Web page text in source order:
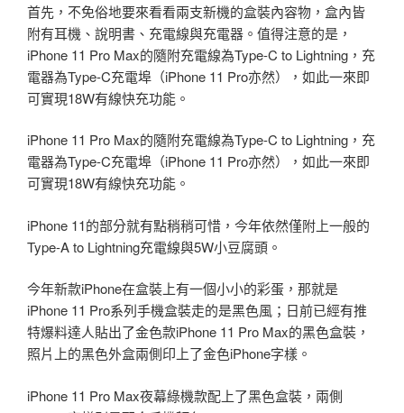
首先，不免俗地要來看看兩支新機的盒裝內容物，盒內皆
附有耳機、說明書、充電線與充電器。值得注意的是，
iPhone 11 Pro Max的隨附充電線為Type-C to Lightning，充
電器為Type-C充電埠（iPhone 11 Pro亦然），如此一來即
可實現18W有線快充功能。
iPhone 11 Pro Max的隨附充電線為Type-C to Lightning，充
電器為Type-C充電埠（iPhone 11 Pro亦然），如此一來即
可實現18W有線快充功能。
iPhone 11的部分就有點稍稍可惜，今年依然僅附上一般的
Type-A to Lightning充電線與5W小豆腐頭。
今年新款iPhone在盒裝上有一個小小的彩蛋，那就是
iPhone 11 Pro系列手機盒裝走的是黑色風；日前已經有推
特爆料達人貼出了金色款iPhone 11 Pro Max的黑色盒裝，
照片上的黑色外盒兩側印上了金色iPhone字樣。
iPhone 11 Pro Max夜幕綠機款配上了黑色盒裝，兩側